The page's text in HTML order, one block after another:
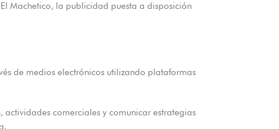
Machetico, la publicidad puesta a disposición
de medios electrónicos utilizando plataformas
comerciales y comunicar estrategias